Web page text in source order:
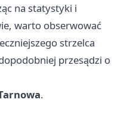
na statystyki i
warto obserwować
strzelca
przesądzi o
.